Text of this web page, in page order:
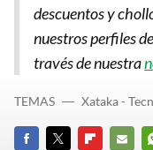
descuentos y
nuestros perfiles de
través de nuestra
TEMAS Xataka -